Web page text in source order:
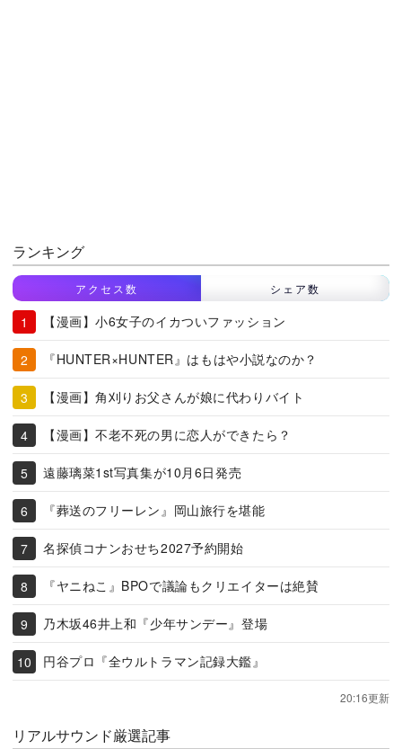
ランキング
アクセス数 シェア数
【漫画】小6女子のイカついファッション
『HUNTER×HUNTER』はもはや小説なのか？
【漫画】角刈りお父さんが娘に代わりバイト
【漫画】不老不死の男に恋人ができたら？
遠藤璃菜1st写真集が10月6日発売
『葬送のフリーレン』岡山旅行を堪能
名探偵コナンおせち2027予約開始
『ヤニねこ』BPOで議論もクリエイターは絶賛
乃木坂46井上和『少年サンデー』登場
円谷プロ『全ウルトラマン記録大鑑』
20:16更新
リアルサウンド厳選記事